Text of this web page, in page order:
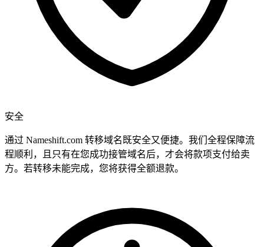
安全
通过 Nameshift.com 转移域名既安全又便捷。我们全程保障流
程顺利，且只有在您成功接管域名后，才会将款项支付给卖
方。若转移未能完成，您将获得全额退款。